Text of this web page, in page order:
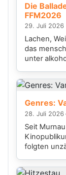
Die
FFM2026
29. Juli 2026
Lachen,
das
unter
Genres:
28. Juli 2026
Seit
folgten